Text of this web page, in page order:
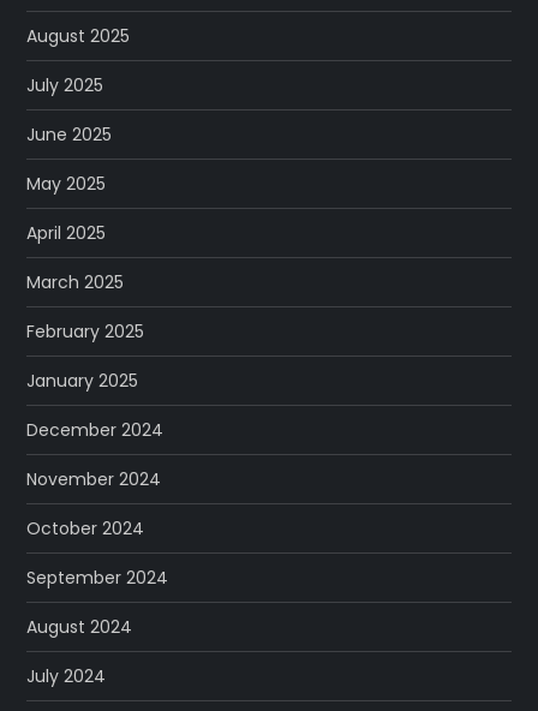
August 2025
July 2025
June 2025
May 2025
April 2025
March 2025
February 2025
January 2025
December 2024
November 2024
October 2024
September 2024
August 2024
July 2024